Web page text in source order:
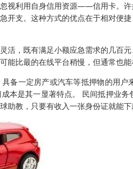
视利用自身信用资源——信用卡。
开支。这种方式的优点在于相对便
活，既有满足小额应急需求的几百
能比最的在线平台稍慢，但通常也能
备一定房产或汽车等抵押物的用
本是其一显著特点。 民间抵押业
助教，只要有收入一张身份证就能